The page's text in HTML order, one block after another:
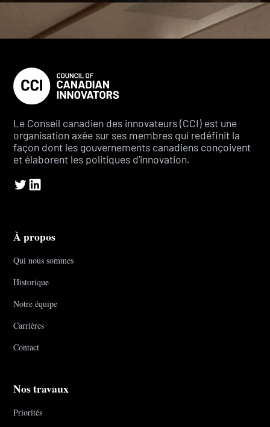
Le Conseil canadien des innovateurs (CCI) est une
organisation axée sur ses membres qui redéfinit la
façon dont les gouvernements canadiens conçoivent
et élaborent les politiques d'innovation.
À propos
Qui nous sommes
Historique
Notre équipe
Carrières
Contact
Nos travaux
Priorités